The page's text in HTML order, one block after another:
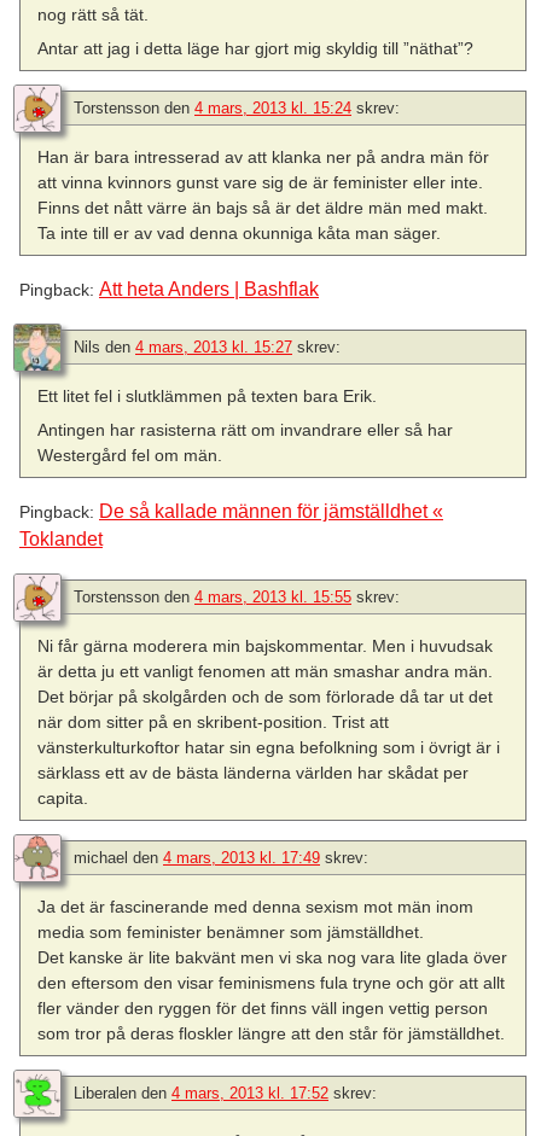
nog rätt så tät.
Antar att jag i detta läge har gjort mig skyldig till ”näthat”?
Torstensson den 4 mars, 2013 kl. 15:24 skrev:
Han är bara intresserad av att klanka ner på andra män för
att vinna kvinnors gunst vare sig de är feminister eller inte.
Finns det nått värre än bajs så är det äldre män med makt.
Ta inte till er av vad denna okunniga kåta man säger.
Pingback: Att heta Anders | Bashflak
Nils den 4 mars, 2013 kl. 15:27 skrev:
Ett litet fel i slutklämmen på texten bara Erik.
Antingen har rasisterna rätt om invandrare eller så har
Westergård fel om män.
Pingback: De så kallade männen för jämställdhet «
Toklandet
Torstensson den 4 mars, 2013 kl. 15:55 skrev:
Ni får gärna moderera min bajskommentar. Men i huvudsak
är detta ju ett vanligt fenomen att män smashar andra män.
Det börjar på skolgården och de som förlorade då tar ut det
när dom sitter på en skribent-position. Trist att
vänsterkulturkoftor hatar sin egna befolkning som i övrigt är i
särklass ett av de bästa länderna världen har skådat per
capita.
michael den 4 mars, 2013 kl. 17:49 skrev:
Ja det är fascinerande med denna sexism mot män inom
media som feminister benämner som jämställdhet.
Det kanske är lite bakvänt men vi ska nog vara lite glada över
den eftersom den visar feminismens fula tryne och gör att allt
fler vänder den ryggen för det finns väll ingen vettig person
som tror på deras floskler längre att den står för jämställdhet.
Liberalen den 4 mars, 2013 kl. 17:52 skrev: